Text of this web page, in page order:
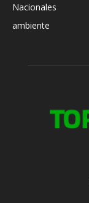
Nacionales
ambiente